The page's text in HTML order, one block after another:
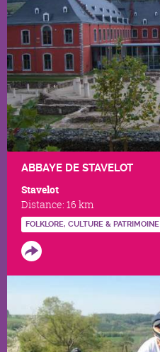
ABBAYE DE STAVELOT
Stavelot
Distance: 16 km
FOLKLORE, CULTURE & PATRIMOINE